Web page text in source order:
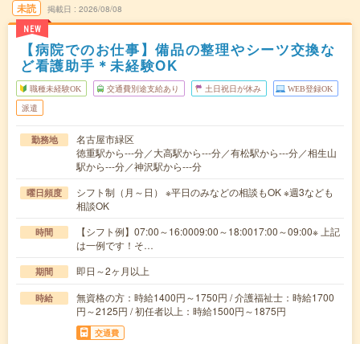
未読
NEW
掲載日 2026/08/08
【病院でのお仕事】備品の整理やシーツ交換な
ど看護助手＊未経験OK
職種未経験OK 交通費別途支給あり 土日祝日が休み WEB登録OK
派遣
勤務地
名古屋市緑区
徳重駅から---分／大高駅から---分／有松駅から---分／相生山
駅から---分／神沢駅から---分
曜日頻度
シフト制（月～日） ※平日のみなどの相談もOK ※週3なども
相談OK
時間
【シフト例】07:00～16:0009:00～18:0017:00～09:00※ 上記
は一例です！そ…
期間 即日～2ヶ月以上
時給
無資格の方：時給1400円～1750円 / 介護福祉士：時給1700
円～2125円 / 初任者以上：時給1500円～1875円
交通費